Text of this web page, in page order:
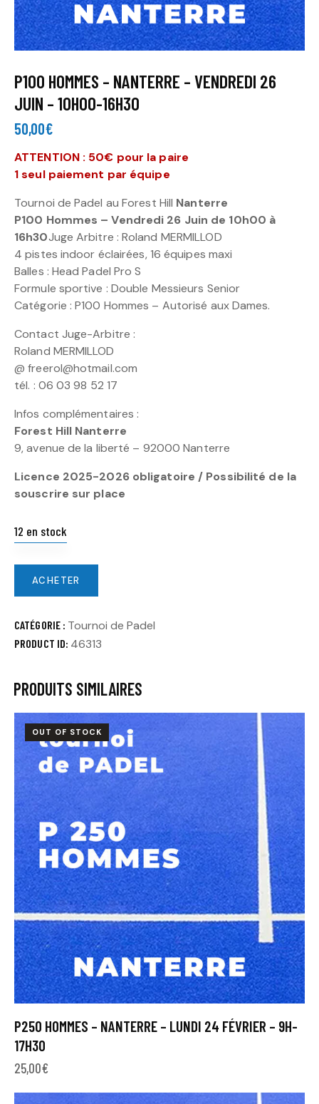
P100 HOMMES – NANTERRE – VENDREDI 26
JUIN – 10H00-16H30
50,00€
ATTENTION : 50€ pour la paire
1 seul paiement par équipe
Tournoi de Padel au Forest Hill Nanterre
P100 Hommes – Vendredi 26 Juin de 10h00 à
16h30Juge Arbitre : Roland MERMILLOD
4 pistes indoor éclairées, 16 équipes maxi
Balles : Head Padel Pro S
Formule sportive : Double Messieurs Senior
Catégorie : P100 Hommes – Autorisé aux Dames.
Contact Juge-Arbitre :
Roland MERMILLOD
@ freerol@hotmail.com
tél. : 06 03 98 52 17
Infos complémentaires :
Forest Hill Nanterre
9, avenue de la liberté – 92000 Nanterre
Licence 2025-2026 obligatoire / Possibilité de la
souscrire sur place
12 en stock
ACHETER
CATÉGORIE : Tournoi de Padel
PRODUCT ID: 46313
PRODUITS SIMILAIRES
OUT OF STOCK
P250 HOMMES – NANTERRE – LUNDI 24 FÉVRIER – 9H-
17H30
25,00€